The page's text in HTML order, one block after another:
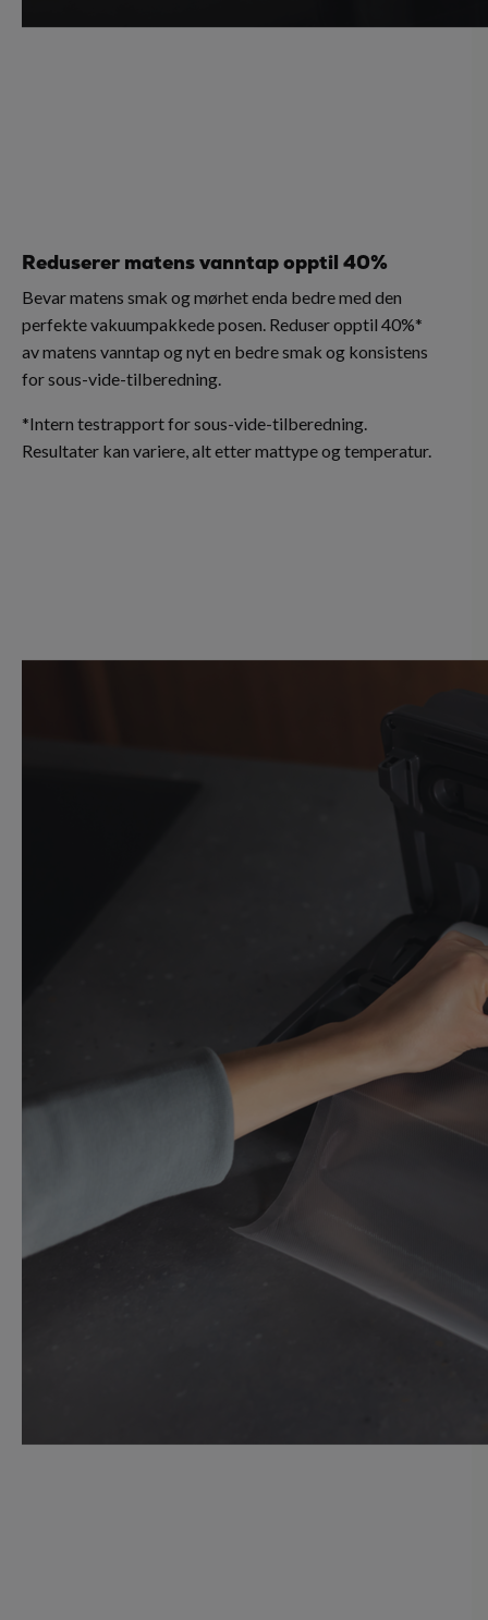
Reduserer matens vanntap opptil 40%
Bevar matens smak og mørhet enda bedre med den
perfekte vakuumpakkede posen. Reduser opptil 40%*
av matens vanntap og nyt en bedre smak og konsistens
for sous-vide-tilberedning.
*Intern testrapport for sous-vide-tilberedning.
Resultater kan variere, alt etter mattype og temperatur.